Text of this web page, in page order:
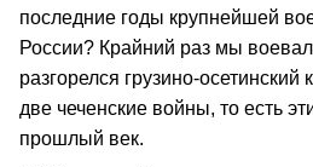
последние годы крупнейшей
России? Крайний раз мы
разгорелся грузино-осетинский
две чеченские войны, то есть
прошлый век.